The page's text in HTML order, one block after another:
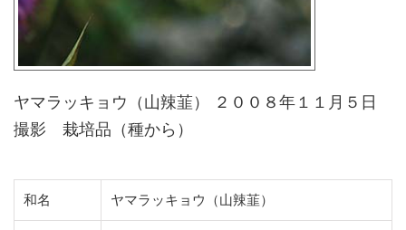
ヤマラッキョウ（山辣韮） ２００８年１１月５日
撮影 栽培品（種から）
和名 ヤマラッキョウ（山辣韮）